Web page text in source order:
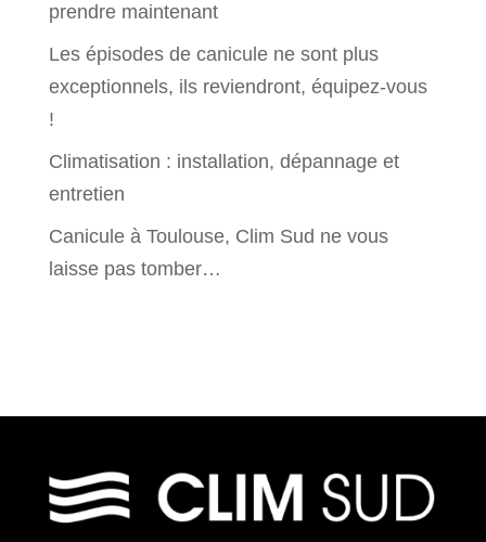
prendre maintenant
Les épisodes de canicule ne sont plus
exceptionnels, ils reviendront, équipez-vous
!
Climatisation : installation, dépannage et
entretien
Canicule à Toulouse, Clim Sud ne vous
laisse pas tomber…